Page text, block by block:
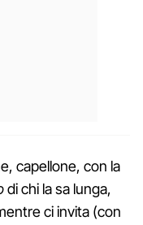
capellone, con la
di chi la sa lunga,
ci invita (con